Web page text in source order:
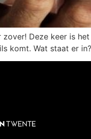
zover! Deze keer is
komt. Wat staat er